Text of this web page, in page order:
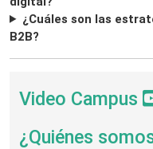
¿Cuáles son las
B2B?
Video Campus
¿Quiénes